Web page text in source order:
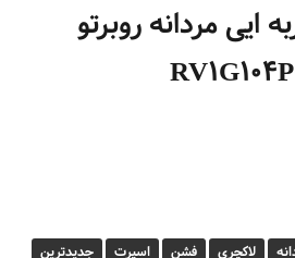
مردانه روبرتو
لاکچری فشن اسپرت جدیدترین